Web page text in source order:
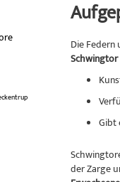
Die
Gibt
der Zarge